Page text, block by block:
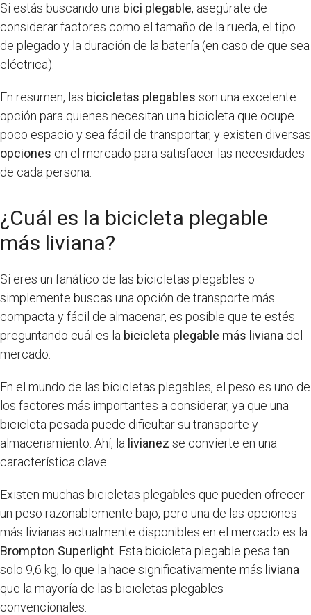
Si estás buscando una bici plegable, asegúrate de
considerar factores como el tamaño de la rueda, el tipo
de plegado y la duración de la batería (en caso de que sea
eléctrica).
En resumen, las bicicletas plegables son una excelente
opción para quienes necesitan una bicicleta que ocupe
poco espacio y sea fácil de transportar, y existen diversas
opciones en el mercado para satisfacer las necesidades
de cada persona.
¿Cuál es la bicicleta plegable
más liviana?
Si eres un fanático de las bicicletas plegables o
simplemente buscas una opción de transporte más
compacta y fácil de almacenar, es posible que te estés
preguntando cuál es la bicicleta plegable más liviana del
mercado.
En el mundo de las bicicletas plegables, el peso es uno de
los factores más importantes a considerar, ya que una
bicicleta pesada puede dificultar su transporte y
almacenamiento. Ahí, la livianez se convierte en una
característica clave.
Existen muchas bicicletas plegables que pueden ofrecer
un peso razonablemente bajo, pero una de las opciones
más livianas actualmente disponibles en el mercado es la
Brompton Superlight . Esta bicicleta plegable pesa tan
solo 9,6 kg, lo que la hace significativamente más liviana
que la mayoría de las bicicletas plegables
convencionales.